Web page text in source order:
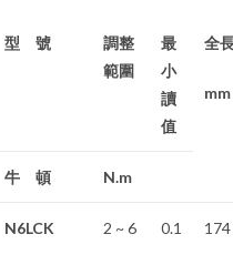
型 號
調整
範圍
最
小
讀
值
全
mm
牛 頓 N.m
N6LCK 2 ~ 6 0.1 174